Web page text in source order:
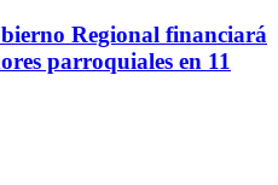
Regional financiará
parroquiales en 11